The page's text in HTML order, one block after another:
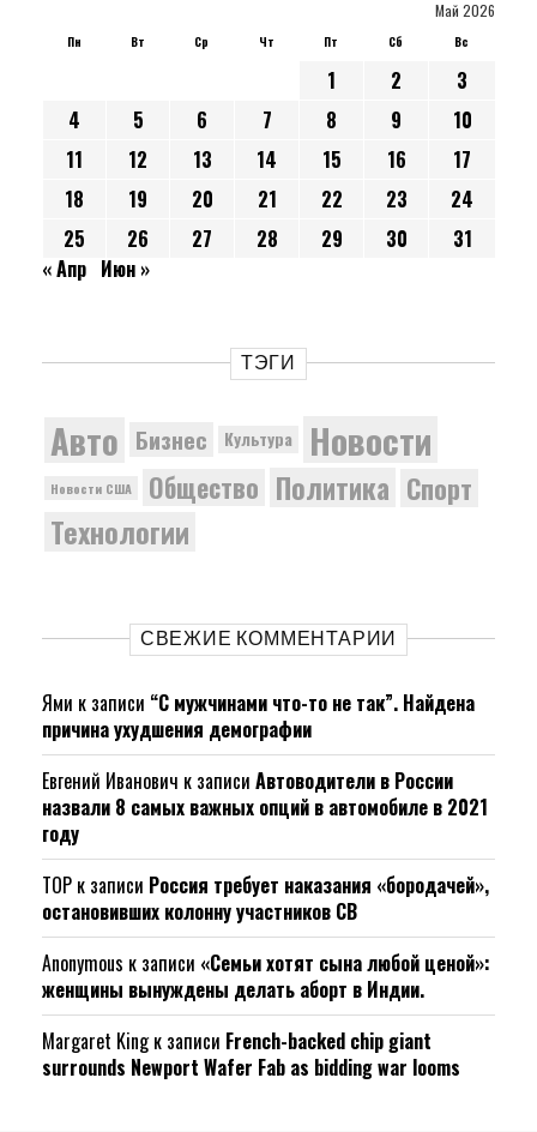
Май 2026
Пн Вт Ср Чт Пт Сб Вс
1 2
3
4
5 6 7 8 9
10
11
12 13 14 15 16
17
18
19 20 21 22 23
24
25
26 27 28 29 30
31
« Апр Июн »
ТЭГИ
Авто Бизнес Культура Новости
Новости США Общество Политика Спорт
Технологии
СВЕЖИЕ КОММЕНТАРИИ
Ями к записи “С мужчинами что-то не так”. Найдена
причина ухудшения демографии
Евгений Иванович к записи Автоводители в России
назвали 8 самых важных опций в автомобиле в 2021
году
ТОР к записи Россия требует наказания «бородачей»,
остановивших колонну участников СВ
Anonymous к записи «Семьи хотят сына любой ценой»:
женщины вынуждены делать аборт в Индии.
Margaret Kingк записи French-backed chip giant
surrounds Newport Wafer Fab as bidding war looms